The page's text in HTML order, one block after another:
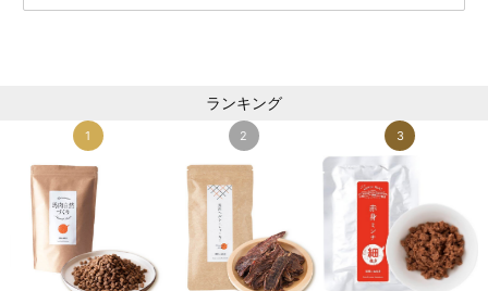
ランキング
1 2 3